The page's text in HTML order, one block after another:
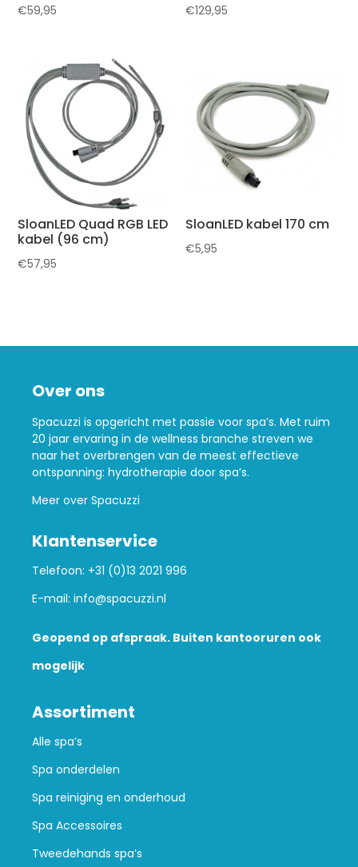
€59,95 €129,95
SloanLED Quad RGB LED
kabel (96 cm)
€57,95
SloanLED kabel 170 cm
€5,95
Over ons
Spacuzzi is opgericht met passie voor spa’s. Met ruim
20 jaar ervaring in de wellness branche streven we
naar het overbrengen van de meest effectieve
ontspanning: hydrotherapie door spa’s.
Meer over Spacuzzi
Klantenservice
Telefoon: +31 (0)13 2021 996
E-mail: info@spacuzzi.nl
Geopend op afspraak. Buiten kantooruren ook
mogelijk
Assortiment
Alle spa’s
Spa onderdelen
Spa reiniging en onderhoud
Spa Accessoires
Tweedehands spa’s